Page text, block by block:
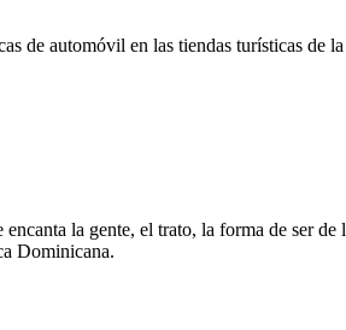
de automóvil en las tiendas turísticas de
la gente, el trato, la forma de ser
Dominicana.